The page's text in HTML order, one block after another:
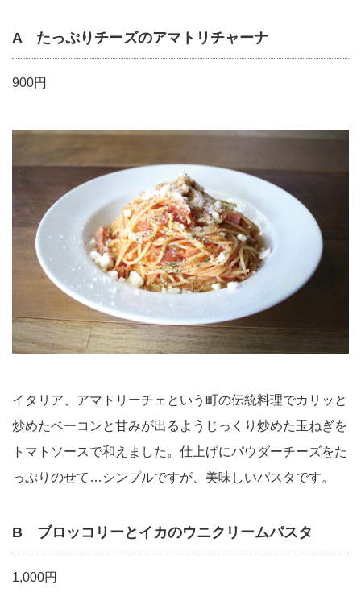
A たっぷりチーズのアマトリチャーナ
900円
イタリア、アマトリーチェという町の伝統料理でカリッと
炒めたベーコンと甘みが出るようじっくり炒めた玉ねぎを
トマトソースで和えました。仕上げにパウダーチーズをた
っぷりのせて…シンプルですが、美味しいパスタです。
B ブロッコリーとイカのウニクリームパスタ
1,000円